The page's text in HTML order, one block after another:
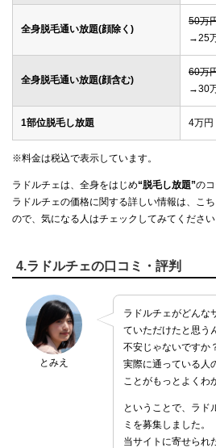
全身脱毛通い放題(顔除く)
50万
→25
全身脱毛通い放題(顔含む)
60万
→30
1部位脱毛し放題 4万円
※料金は税込で表示しています。
ラドルチェは、全身をはじめ“脱毛し放題”の
ラドルチェの価格に関する詳しい情報は、こ
ので、気になる人はチェックしてみてください
4.ラドルチェの口コミ・評判
とみえ
ラドルチェがどんな
ていただけたと思う
不安じゃないですか
実際に通っている人
ことがもっとよくわ
ということで、ラド
ミを募集しました。
当サイトに寄せられ